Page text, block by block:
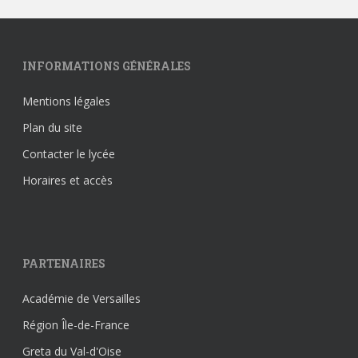
INFORMATIONS GÉNÉRALES
Mentions légales
Plan du site
Contacter le lycée
Horaires et accès
PARTENAIRES
Académie de Versailles
Région Île-de-France
Greta du Val-d'Oise